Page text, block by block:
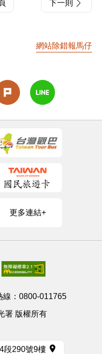
下一則
網站除錯報馬仔
更多連結+
： 0800-011765
署 版權所有
段290號9樓